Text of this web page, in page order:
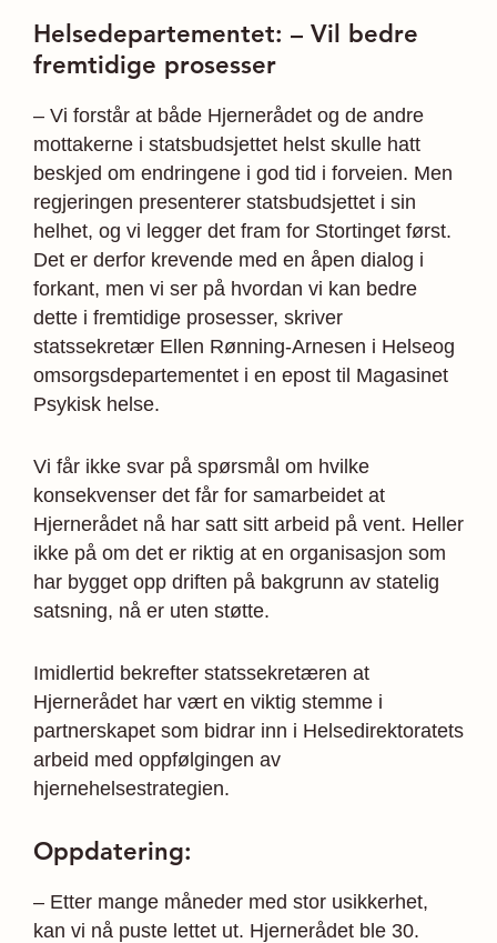
Helsedepartementet: – Vil bedre
fremtidige prosesser
– Vi forstår at både Hjernerådet og de andre
mottakerne i statsbudsjettet helst skulle hatt
beskjed om endringene i god tid i forveien. Men
regjeringen presenterer statsbudsjettet i sin
helhet, og vi legger det fram for Stortinget først.
Det er derfor krevende med en åpen dialog i
forkant, men vi ser på hvordan vi kan bedre
dette i fremtidige prosesser, skriver
statssekretær Ellen Rønning-Arnesen i Helseog
omsorgsdepartementet i en epost til Magasinet
Psykisk helse.
Vi får ikke svar på spørsmål om hvilke
konsekvenser det får for samarbeidet at
Hjernerådet nå har satt sitt arbeid på vent. Heller
ikke på om det er riktig at en organisasjon som
har bygget opp driften på bakgrunn av statelig
satsning, nå er uten støtte.
Imidlertid bekrefter statssekretæren at
Hjernerådet har vært en viktig stemme i
partnerskapet som bidrar inn i Helsedirektoratets
arbeid med oppfølgingen av
hjernehelsestrategien.
Oppdatering:
– Etter mange måneder med stor usikkerhet,
kan vi nå puste lettet ut. Hjernerådet ble 30.